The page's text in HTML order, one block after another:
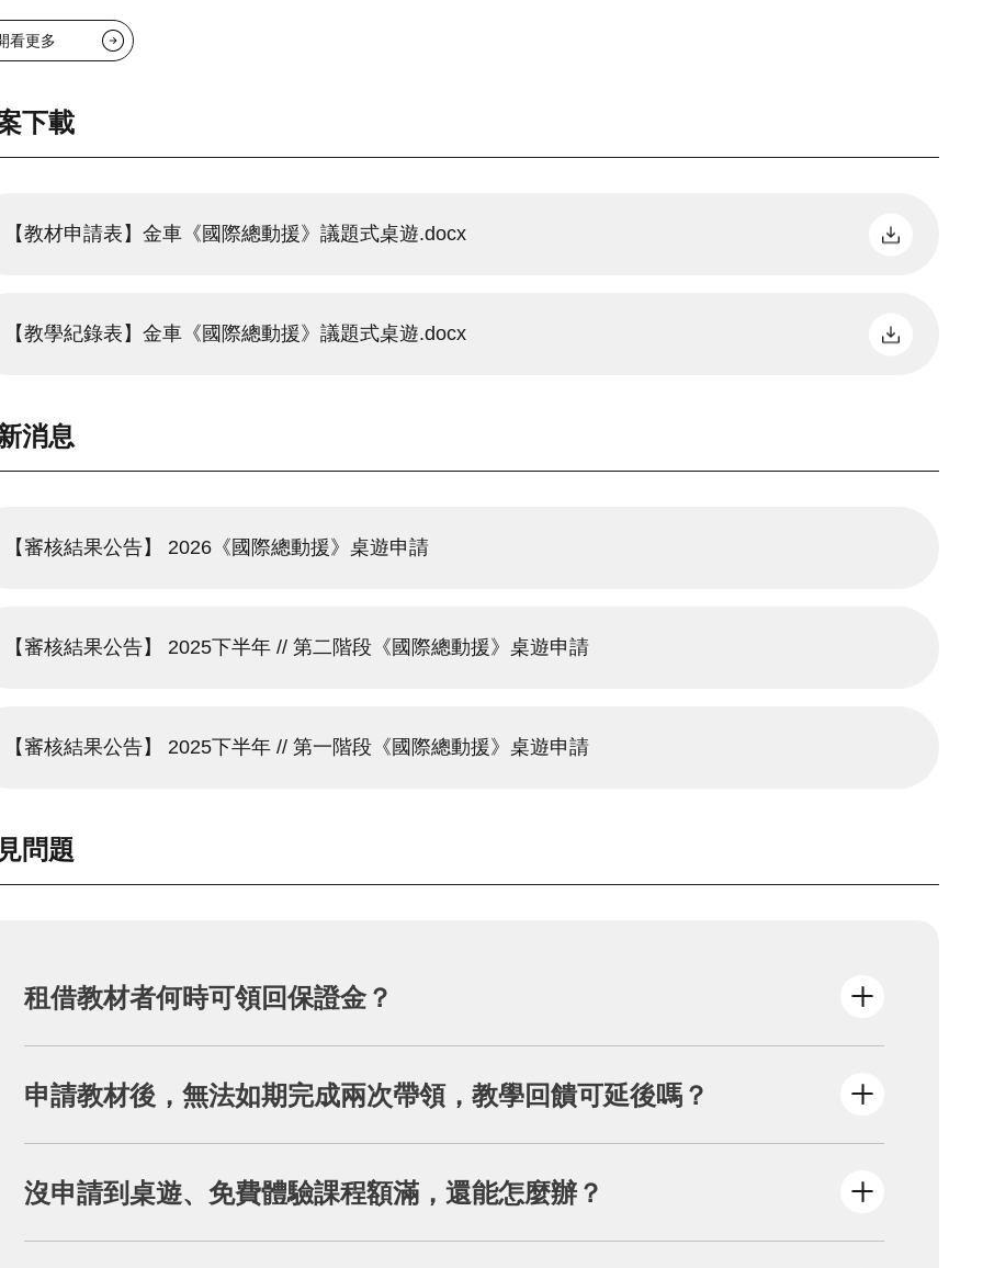
看更多
下載
【教材申請表】金車《國際總動援》議題式桌遊.docx
【教學紀錄表】金車《國際總動援》議題式桌遊.docx
消息
【審核結果公告】 2026《國際總動援》桌遊申請
【審核結果公告】 2025下半年 // 第二階段《國際總動援》桌遊申請
【審核結果公告】 2025下半年 // 第一階段《國際總動援》桌遊申請
問題
租借教材者何時可領回保證金？
教材，並於
全額退還保證金。
申請教材後，無法如期完成兩次帶領，教學回饋可延後嗎？
若有特殊原因，請來信vivian72@kingcar.org.tw 說明，經同意後可延長一學期。
沒申請到桌遊、免費體驗課程額滿，還能怎麼辦？